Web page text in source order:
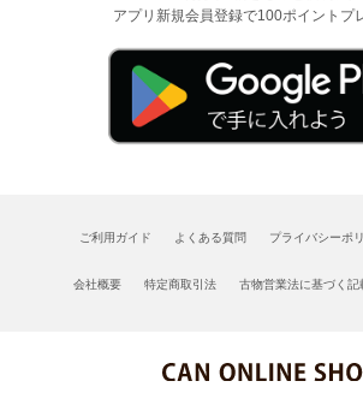
アプリ新規会員登録で100ポイントプ
ご利用ガイド よくある質問 プライバシーポ
会社概要 特定商取引法 古物営業法に基づく記